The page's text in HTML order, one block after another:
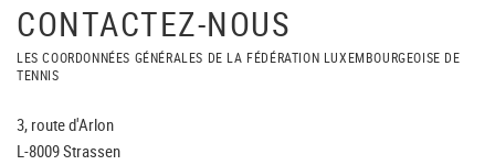
CONTACTEZ-NOUS
LES COORDONNÉES GÉNÉRALES DE LA FÉDÉRATION LUXEMBOURGEOISE DE
TENNIS
3, route d'Arlon
L-8009 Strassen